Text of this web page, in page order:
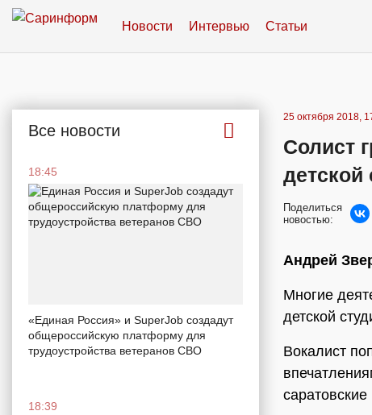
Новости Интервью Статьи
Все новости
18:45
«Единая Россия» и SuperJob создадут
общероссийскую платформу для
трудоустройства ветеранов СВО
18:39
25 октября 2018,
Солист
Поделиться
новостью:
Андрей
Многие
детской
Вокалист